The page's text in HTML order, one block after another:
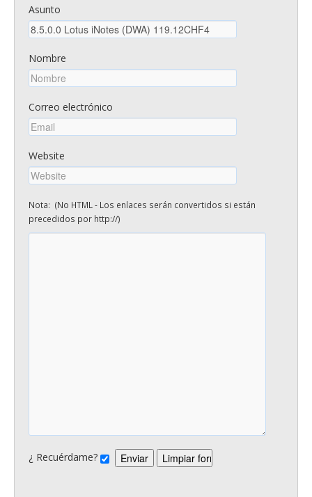
Asunto
Nombre
Correo electrónico
Website
Nota: (No HTML - Los enlaces serán convertidos si están
precedidos por http://)
¿ Recuérdame?